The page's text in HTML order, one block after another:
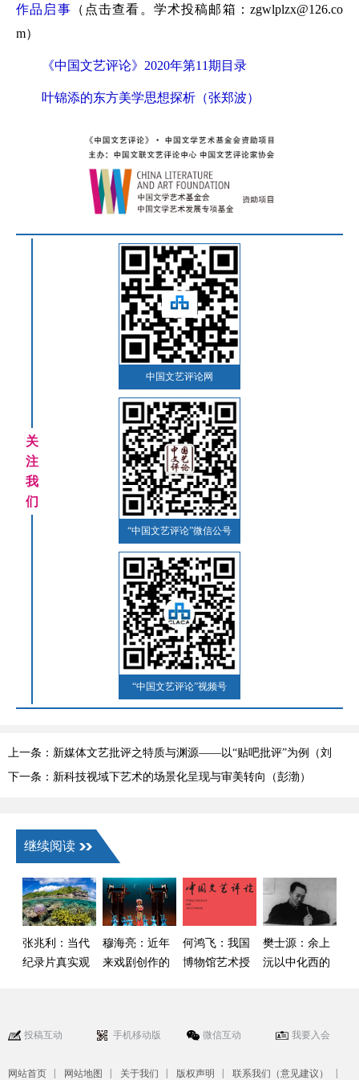
作品启事 （点击查看。学术投稿邮箱：zgwlplzx@126.co
m）
《中国文艺评论》2020年第11期目录
叶锦添的东方美学思想探析（张郑波）
关
注
我
们
中国文艺评论网
“中国文艺评论”微信公号
“中国文艺评论”视频号
上一条：新媒体文艺批评之特质与渊源——以“贴吧批评”为例（刘
巍 王玮）
下一条：新科技视域下艺术的场景化呈现与审美转向（彭渤）
继续阅读
张兆利：当代
纪录片真实观
穆海亮：近年
来戏剧创作的
三年行动计划
何鸿飞：我国
博物馆艺术授
樊士源：余上
沅以中化西的
投稿互动 手机移动版 微信互动 我要入会
网站首页 网站地图 关于我们 版权声明 联系我们（意见建议）